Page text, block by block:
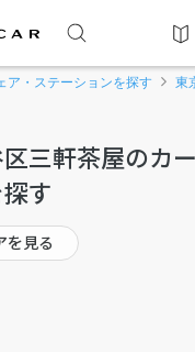
ア・ステーションを探す 東
三軒茶屋のカ
す
を見る